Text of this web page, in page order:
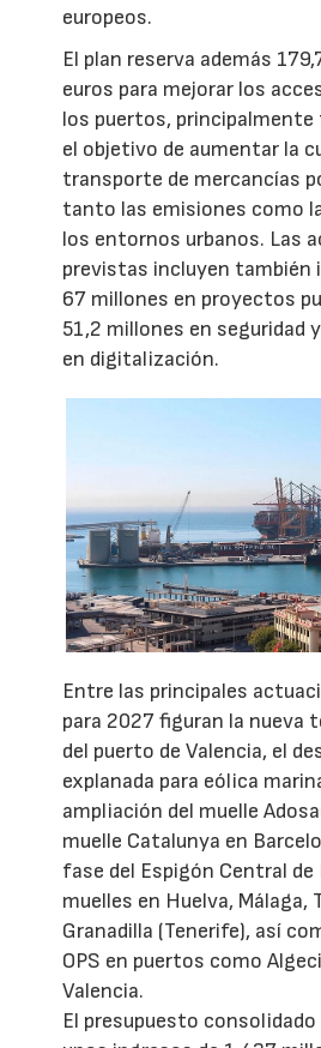
europeos.
El plan reserva además
euros para mejorar los
los puertos,
el objetivo de aumentar la
transporte de mercancías
tanto las emisiones como
los entornos urbanos. Las
previstas incluyen también
67 millones en proyectos
51,2 millones en seguridad
en digitalización.
Entre las principales
para 2027 figuran la nueva
del puerto de Valencia, el
explanada para eólica
ampliación del muelle
muelle Catalunya en
fase del Espigón Central de
muelles en Huelva, Málaga,
Granadilla (Tenerife), así
OPS en puertos como
Valencia.
El presupuesto